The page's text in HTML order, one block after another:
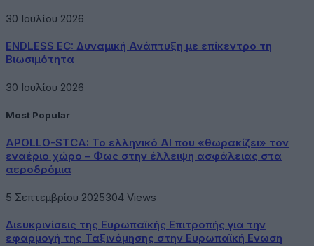
30 Ιουλίου 2026
ENDLESS EC: Δυναμική Ανάπτυξη με επίκεντρο τη
Βιωσιμότητα
30 Ιουλίου 2026
Most Popular
APOLLO-STCA: Το ελληνικό AI που «θωρακίζει» τον
εναέριο χώρο – Φως στην έλλειψη ασφάλειας στα
αεροδρόμια
5 Σεπτεμβρίου 2025304 Views
Διευκρινίσεις της Ευρωπαϊκής Επιτροπής για την
εφαρμογή της Ταξινόμησης στην Ευρωπαϊκή Ενωση